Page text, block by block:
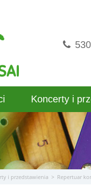
Koncerty i
i przedstawienia > Repertuar